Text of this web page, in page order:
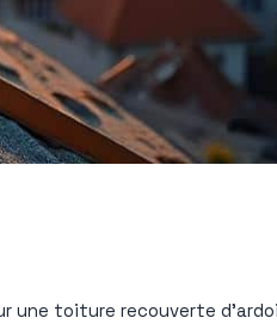
une toiture recouverte